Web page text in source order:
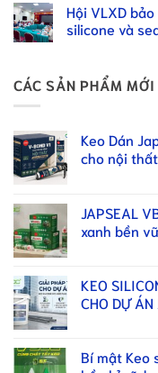
Hội VLXD
silicone và
CÁC SẢN PHẨM MỚI
Keo Dán
cho nội thất
JAPSEAL
xanh bền
KEO
CHO DỰ ÁN
Bí mật Keo